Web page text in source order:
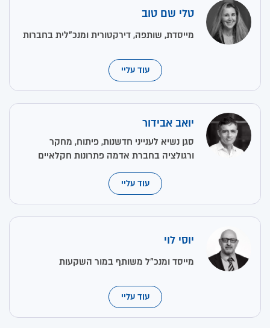
טלי שם טוב
מייסדת, שותפה, דירקטורית ומנכ"לית בחברות
עוד עליי
יואב אבידור
סגן נשיא לענייני חדשנות, פיתוח, מחקר
ורגולציה בחברת אדמה פתרונות חקלאיים
עוד עליי
יוסי לוי
מייסד ומנכ"ל משותף במור השקעות
עוד עליי